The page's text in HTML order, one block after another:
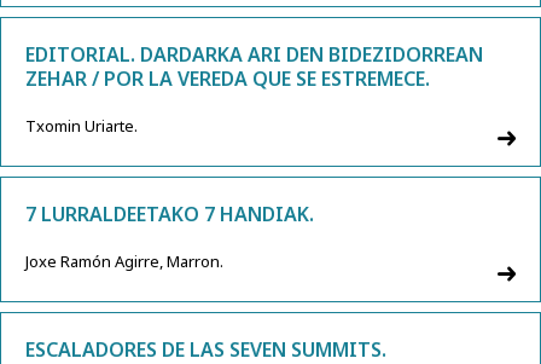
EDITORIAL. DARDARKA ARI DEN BIDEZIDORREAN
ZEHAR / POR LA VEREDA QUE SE ESTREMECE.
Txomin Uriarte.
7 LURRALDEETAKO 7 HANDIAK.
Joxe Ramón Agirre, Marron.
ESCALADORES DE LAS SEVEN SUMMITS.